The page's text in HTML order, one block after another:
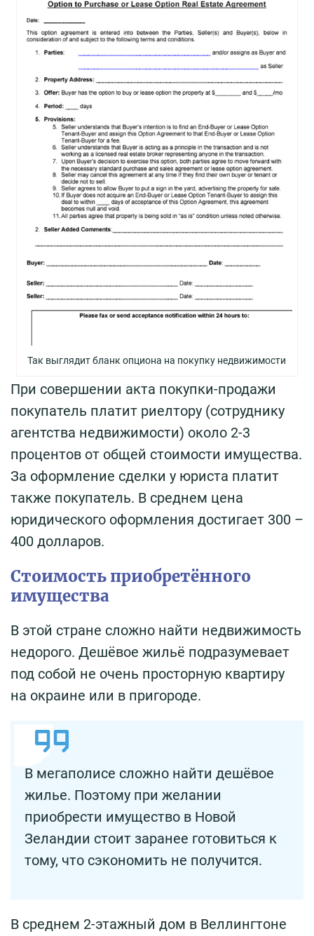
Так выглядит бланк опциона на покупку недвижимости
При совершении акта покупки-продажи
покупатель платит риелтору (сотруднику
агентства недвижимости) около 2-3
процентов от общей стоимости имущества.
За оформление сделки у юриста платит
также покупатель. В среднем цена
юридического оформления достигает 300 –
400 долларов.
Стоимость приобретённого
имущества
В этой стране сложно найти недвижимость
недорого. Дешёвое жильё подразумевает
под собой не очень просторную квартиру
на окраине или в пригороде.
В мегаполисе сложно найти дешёвое
жилье. Поэтому при желании
приобрести имущество в Новой
Зеландии стоит заранее готовиться к
тому, что сэкономить не получится.
В среднем 2-этажный дом в Веллингтоне